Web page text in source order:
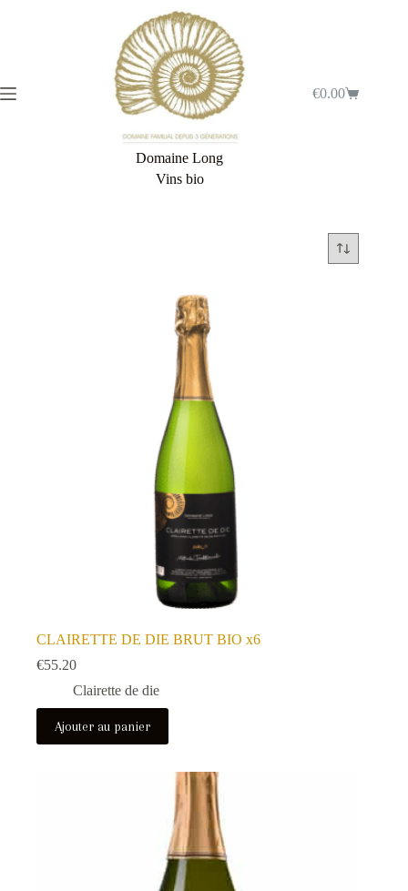
Domaine Long
Vins bio
€0.00
CLAIRETTE DE DIE BRUT BIO x6
€55.20
Clairette de die
Ajouter au panier